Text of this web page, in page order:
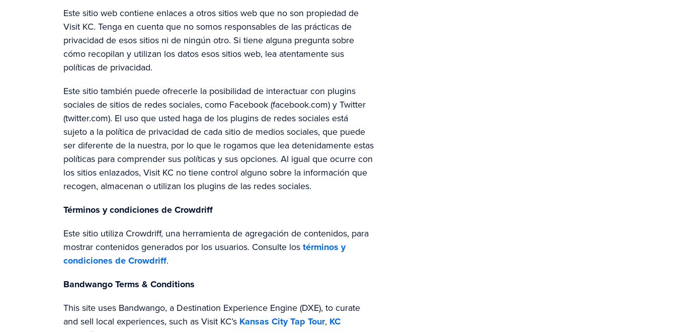
Este sitio web contiene enlaces a otros sitios web que no son propiedad de
Visit KC. Tenga en cuenta que no somos responsables de las prácticas de
privacidad de esos sitios ni de ningún otro. Si tiene alguna pregunta sobre
cómo recopilan y utilizan los datos esos sitios web, lea atentamente sus
políticas de privacidad.
Este sitio también puede ofrecerle la posibilidad de interactuar con plugins
sociales de sitios de redes sociales, como Facebook (facebook.com) y Twitter
(twitter.com). El uso que usted haga de los plugins de redes sociales está
sujeto a la política de privacidad de cada sitio de medios sociales, que puede
ser diferente de la nuestra, por lo que le rogamos que lea detenidamente estas
políticas para comprender sus políticas y sus opciones. Al igual que ocurre con
los sitios enlazados, Visit KC no tiene control alguno sobre la información que
recogen, almacenan o utilizan los plugins de las redes sociales.
Términos y condiciones de Crowdriff
Este sitio utiliza Crowdriff, una herramienta de agregación de contenidos, para
mostrar contenidos generados por los usuarios. Consulte lostérminos y
condiciones de Crowdriff.
Bandwango Terms & Conditions
This site uses Bandwango, a Destination Experience Engine (DXE), to curate
and sell local experiences, such as Visit KC’s Kansas City Tap Tour, KC